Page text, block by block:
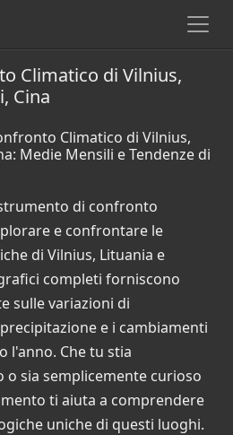
Climatico di Vilnius,
Cina
Climatico di Vilnius,
Medie Mensili e Tendenze di
di confronto
e confrontare le
di Vilnius, Lituania e
completi forniscono
sulle variazioni di
e i cambiamenti
l'anno. Che tu stia
o sia semplicemente curioso
ti aiuta a comprendere
uniche di questi luoghi.